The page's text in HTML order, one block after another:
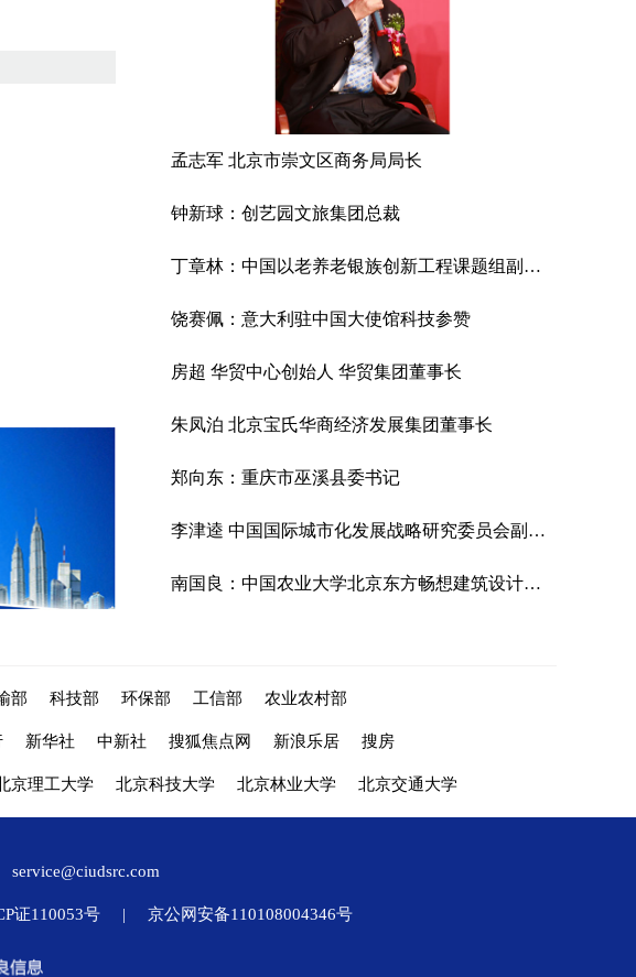
孟志军 北京市崇文区商务局局长
钟新球：创艺园文旅集团总裁
丁章林：中国以老养老银族创新工程课题组副组长、中国正信集团有限公司监事会主席
饶赛佩：意大利驻中国大使馆科技参赞
房超 华贸中心创始人 华贸集团董事长
朱凤泊 北京宝氏华商经济发展集团董事长
郑向东：重庆市巫溪县委书记
李津逵 中国国际城市化发展战略研究委员会副主任、中国（深圳）综合开发研究院资深研究员
南国良：中国农业大学北京东方畅想建筑设计有限公司总经理
部 科技部 环保部 工信部 农业农村部
新华社 中新社 搜狐焦点网 新浪乐居 搜房
京理工大学 北京科技大学 北京林业大学 北京交通大学
service@ciudsrc.com
证110053号 | 京公网安备110108004346号